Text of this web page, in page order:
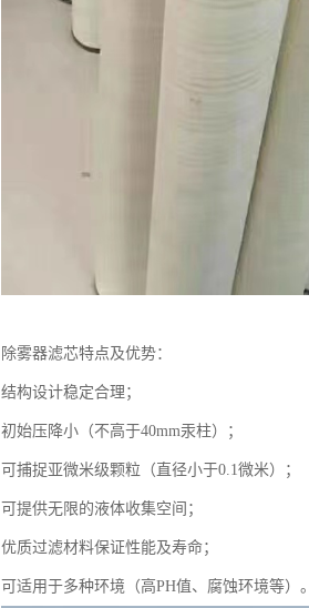
除雾器滤芯特点及优势：
结构设计稳定合理；
初始压降小（不高于40mm汞柱）；
可捕捉亚微米级颗粒（直径小于0.1微米）；
可提供无限的液体收集空间；
优质过滤材料保证性能及寿命；
可适用于多种环境（高PH值、腐蚀环境等）。